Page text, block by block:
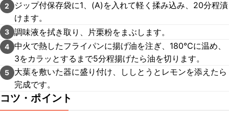
2
ジップ付保存袋に1、(A)を入れて軽く揉み込み、20分程漬
けます。
3 調味液を拭き取り、片栗粉をまぶします。
4 中火で熱したフライパンに揚げ油を注ぎ、180℃に温め、
3をカラッとするまで5分程揚げたら油を切ります。
5
大葉を敷いた器に盛り付け、ししとうとレモンを添えたら
完成です。
コツ・ポイント